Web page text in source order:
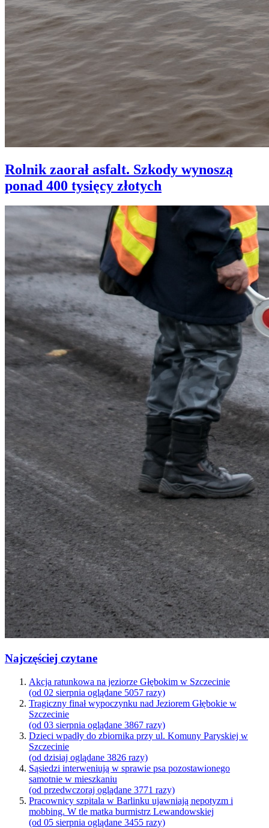
Rolnik zaorał asfalt. Szkody wynoszą
ponad 400 tysięcy złotych
Najczęściej czytane
Akcja ratunkowa na jeziorze Głębokim w Szczecinie
(od 02 sierpnia oglądane 5057 razy)
Tragiczny finał wypoczynku nad Jeziorem Głębokie w
Szczecinie
(od 03 sierpnia oglądane 3867 razy)
Dzieci wpadły do zbiornika przy ul. Komuny Paryskiej w
Szczecinie
(od dzisiaj oglądane 3826 razy)
Sąsiedzi interweniują w sprawie psa pozostawionego
samotnie w mieszkaniu
(od przedwczoraj oglądane 3771 razy)
Pracownicy szpitala w Barlinku ujawniają nepotyzm i
mobbing. W tle matka burmistrz Lewandowskiej
(od 05 sierpnia oglądane 3455 razy)